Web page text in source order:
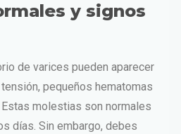
y signos
de varices pueden aparecer
pequeños hematomas
molestias son normales
días. Sin embargo, debes